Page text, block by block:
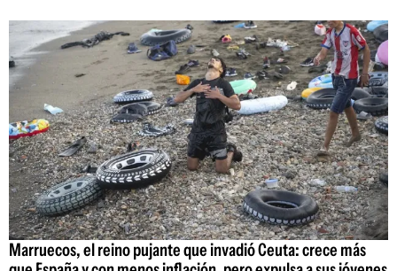
Marruecos, el reino pujante que invadió Ceuta: crece más